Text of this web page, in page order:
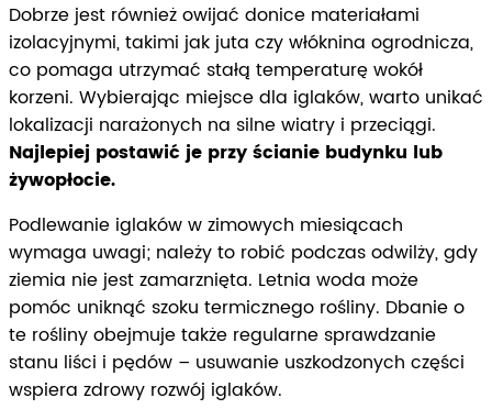
Dobrze jest również owijać donice materiałami
izolacyjnymi, takimi jak juta czy włóknina ogrodnicza,
co pomaga utrzymać stałą temperaturę wokół
korzeni. Wybierając miejsce dla iglaków, warto unikać
lokalizacji narażonych na silne wiatry i przeciągi.
Najlepiej postawić je przy ścianie budynku lub
żywopłocie.
Podlewanie iglaków w zimowych miesiącach
wymaga uwagi; należy to robić podczas odwilży, gdy
ziemia nie jest zamarznięta. Letnia woda może
pomóc uniknąć szoku termicznego rośliny. Dbanie o
te rośliny obejmuje także regularne sprawdzanie
stanu liści i pędów – usuwanie uszkodzonych części
wspiera zdrowy rozwój iglaków.